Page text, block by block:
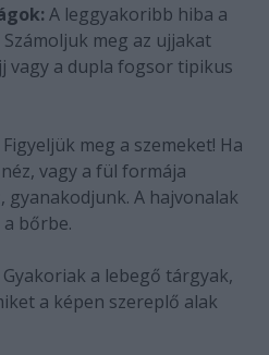
A leggyakoribb hiba a
meg az ujjakat
vagy a dupla fogsor tipikus
Figyeljük meg a szemeket! Ha
vagy a fül formája
A hajvonalak
bőrbe.
Gyakoriak a lebegő tárgyak,
a képen szereplő alak